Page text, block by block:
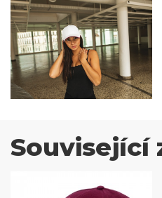
Související